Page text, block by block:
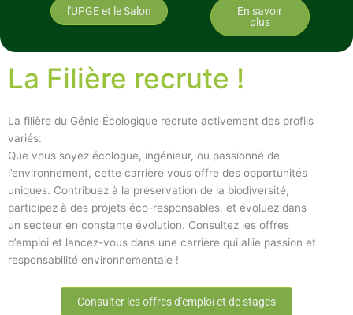
l'UPGE et le Salon
En savoir
plus
La Filière recrute !
La filière du Génie Écologique recrute activement des profils
variés.
Que vous soyez écologue, ingénieur, ou passionné de
l’environnement, cette carrière vous offre des opportunités
uniques. Contribuez à la préservation de la biodiversité,
participez à des projets éco-responsables, et évoluez dans
un secteur en constante évolution. Consultez les offres
d’emploi et lancez-vous dans une carrière qui allie passion et
responsabilité environnementale !
Consulter les offres d'emploi et de stages